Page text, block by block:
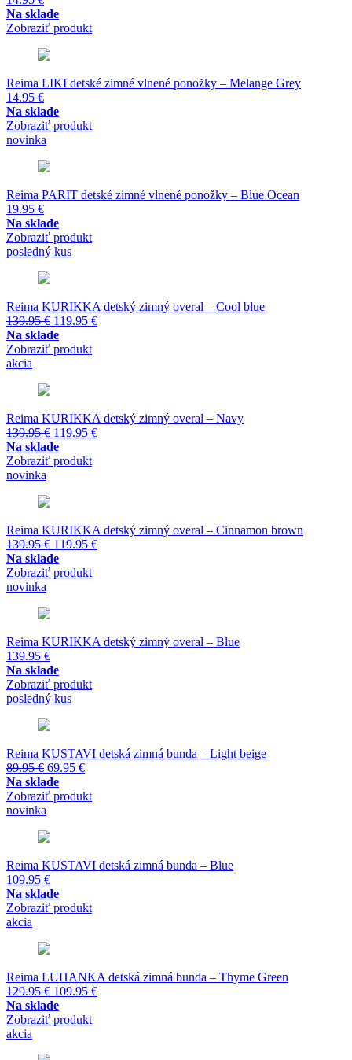
Na sklade
Zobraziť produkt
Reima LIKI detské zimné vlnené ponožky – Melange Grey
14.95 €
Na sklade
Zobraziť produkt
novinka
Reima PARIT detské zimné vlnené ponožky – Blue Ocean
19.95 €
Na sklade
Zobraziť produkt
posledný kus
Reima KURIKKA detský zimný overal – Cool blue
139.95€ Pôvodná
cena
bola:
119.95 €Aktuálna
Na sklade
Zobraziť produkt
akcia
Reima KURIKKA detský zimný overal – Navy
139.95€ Pôvodná
cena
bola:
119.95 €Aktuálna
Na sklade
Zobraziť produkt
novinka
Reima KURIKKA detský zimný overal – Cinnamon brown
139.95€ Pôvodná
cena
bola:
119.95 €Aktuálna
Na sklade
Zobraziť produkt
novinka
Reima KURIKKA detský zimný overal – Blue
139.95 €
Na sklade
Zobraziť produkt
posledný kus
Reima KUSTAVI detská zimná bunda – Light beige
89.95€ Pôvodná
cena
bola:
69.95 €Aktuálna
je:
Na sklade
Zobraziť produkt
novinka
Reima KUSTAVI detská zimná bunda – Blue
109.95 €
Na sklade
Zobraziť produkt
akcia
Reima LUHANKA detská zimná bunda – Thyme Green
129.95€ Pôvodná
cena
bola:
109.95 €Aktuálna
Na sklade
Zobraziť produkt
akcia